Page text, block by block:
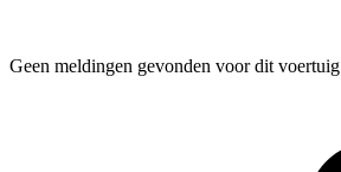
Geen meldingen gevonden voor dit voertuig